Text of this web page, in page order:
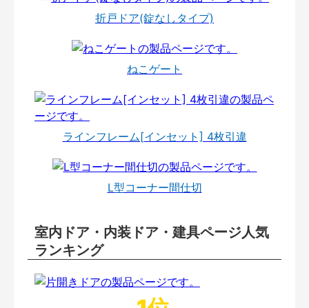
折戸ドア(錠なしタイプ)
ねこゲート
ラインフレーム[インセット] 4枚引違
L型コーナー間仕切
室内ドア・内装ドア・建具ページ人気
ランキング